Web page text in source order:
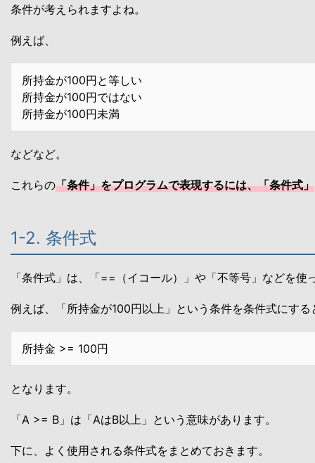
条件が考えられますよね。
例えば、
所持金が100円と等しい
所持金が100円ではない
所持金が100円未満
などなど。
これらの「条件」をプログラムで表現するには、「条件式」
1-2. 条件式
「条件式」は、「==（イコール）」や「不等号」などを使
例えば、「所持金が100円以上」という条件を条件式にする
所持金 >= 100円
となります。
「A >= B」は「AはB以上」という意味があります。
下に、よく使用される条件式をまとめておきます。